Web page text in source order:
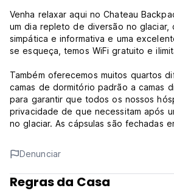
Venha relaxar aqui no Chateau
um dia repleto de diversão no glaciar,
simpática e informativa e uma
se esqueça, temos WiFi gratuito e
Também oferecemos muitos quartos
camas de dormitório padrão a camas
para garantir que todos os nossos
privacidade de que necessitam após
no glaciar. As cápsulas são fechadas
com pontos de carregamento USB e
individuais.
Rodeado por florestas tropicais e
Denunciar
Regras da Casa